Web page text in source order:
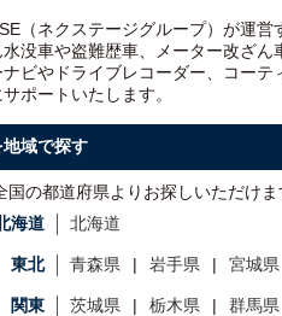
（ネクステージグループ）が運営
水没車や盗難歴車、メーター改ざ
ナビやドライブレコーダー、コー
ポートいたします。
域で探す
国の都道府県よりお探しいただけま
海道
北海道
東北 青森県 岩手県 宮城県
関東 茨城県 栃木県 群馬県